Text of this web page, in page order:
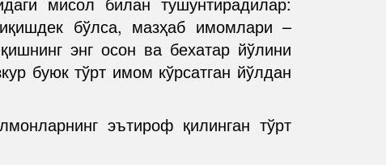
бўлса, мазҳаб имомлари –
энг осон ва бехатар йўлини
буюк тўрт имом кўрсатган йўлдан
эътироф қилинган тўрт